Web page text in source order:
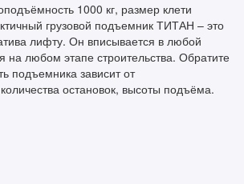
1000 кг, размер клети
грузовой подъемник ТИТАН – это
лифту. Он вписывается в любой
на любом этапе строительства. Обратите
подъемника зависит от
остановок, высоты подъёма.